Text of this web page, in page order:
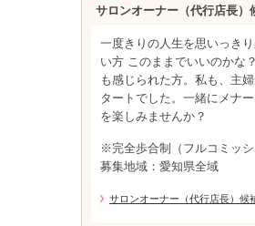
サロンオーナー（代行店長）
一度きりの人生を思いっき
い方 このままでいいのかな
も感じられた方。私も、主
タートでした。一緒にメナ
を楽しみませんか？
※完全歩合制（フルコミッシ
募集地域：愛知県全域
サロンオーナー（代行店長）候